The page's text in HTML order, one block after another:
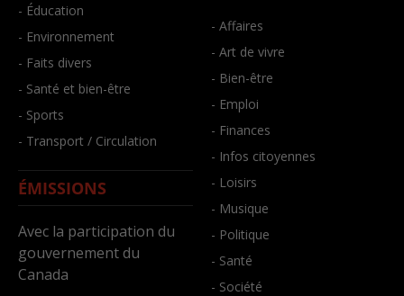
- Éducation
- Environnement
- Faits divers
- Santé et bien-être
- Sports
- Transport / Circulation
ÉMISSIONS
Avec la participation du
gouvernement du
Canada
- Affaires
- Art de vivre
- Bien-être
- Emploi
- Finances
- Infos citoyennes
- Loisirs
- Musique
- Politique
- Santé
- Société